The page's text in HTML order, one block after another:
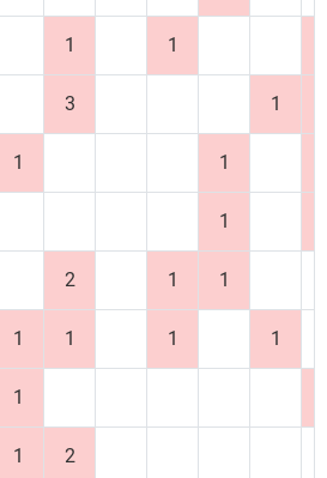
1 1
3 1
1 1
1
2 1 1
1 1 1 1
1
1 2